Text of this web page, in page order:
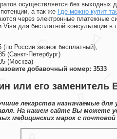
осуществляется без выходных
а так же Где можно купит
через электронные платежные
Visa для бесплатной консультации
(по России звонок бесплатный),
(Санкт-Петербург)
(Москва)
добавочный номер: 3533
или его заменитель
лекарства назначаемые
На нашем сайте Вы можете
медицинских марок с